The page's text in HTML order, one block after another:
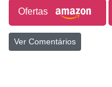
Ofertas
Ver Comentários